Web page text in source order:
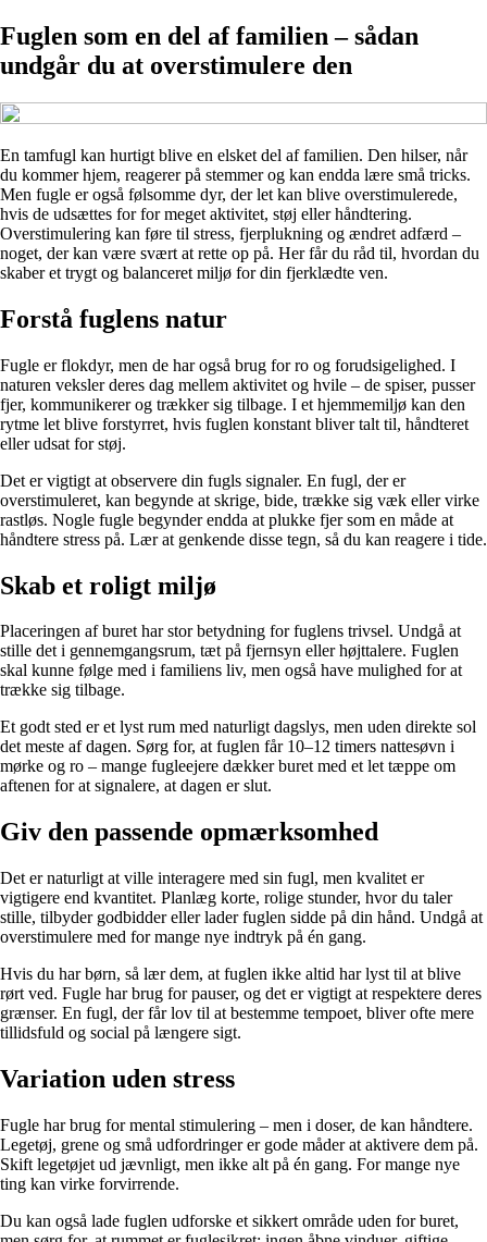
Fuglen som en del af familien – sådan
undgår du at overstimulere den
En tamfugl kan hurtigt blive en elsket del af familien. Den hilser, når
du kommer hjem, reagerer på stemmer og kan endda lære små tricks.
Men fugle er også følsomme dyr, der let kan blive overstimulerede,
hvis de udsættes for for meget aktivitet, støj eller håndtering.
Overstimulering kan føre til stress, fjerplukning og ændret adfærd –
noget, der kan være svært at rette op på. Her får du råd til, hvordan du
skaber et trygt og balanceret miljø for din fjerklædte ven.
Forstå fuglens natur
Fugle er flokdyr, men de har også brug for ro og forudsigelighed. I
naturen veksler deres dag mellem aktivitet og hvile – de spiser, pusser
fjer, kommunikerer og trækker sig tilbage. I et hjemmemiljø kan den
rytme let blive forstyrret, hvis fuglen konstant bliver talt til, håndteret
eller udsat for støj.
Det er vigtigt at observere din fugls signaler. En fugl, der er
overstimuleret, kan begynde at skrige, bide, trække sig væk eller virke
rastløs. Nogle fugle begynder endda at plukke fjer som en måde at
håndtere stress på. Lær at genkende disse tegn, så du kan reagere i tide.
Skab et roligt miljø
Placeringen af buret har stor betydning for fuglens trivsel. Undgå at
stille det i gennemgangsrum, tæt på fjernsyn eller højttalere. Fuglen
skal kunne følge med i familiens liv, men også have mulighed for at
trække sig tilbage.
Et godt sted er et lyst rum med naturligt dagslys, men uden direkte sol
det meste af dagen. Sørg for, at fuglen får 10–12 timers nattesøvn i
mørke og ro – mange fugleejere dækker buret med et let tæppe om
aftenen for at signalere, at dagen er slut.
Giv den passende opmærksomhed
Det er naturligt at ville interagere med sin fugl, men kvalitet er
vigtigere end kvantitet. Planlæg korte, rolige stunder, hvor du taler
stille, tilbyder godbidder eller lader fuglen sidde på din hånd. Undgå at
overstimulere med for mange nye indtryk på én gang.
Hvis du har børn, så lær dem, at fuglen ikke altid har lyst til at blive
rørt ved. Fugle har brug for pauser, og det er vigtigt at respektere deres
grænser. En fugl, der får lov til at bestemme tempoet, bliver ofte mere
tillidsfuld og social på længere sigt.
Variation uden stress
Fugle har brug for mental stimulering – men i doser, de kan håndtere.
Legetøj, grene og små udfordringer er gode måder at aktivere dem på.
Skift legetøjet ud jævnligt, men ikke alt på én gang. For mange nye
ting kan virke forvirrende.
Du kan også lade fuglen udforske et sikkert område uden for buret,